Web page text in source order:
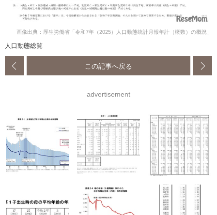
画像出典：厚生労働省「令和7年（2025）人口動態統計月報年計（概数）の概況」
人口動態総覧
この記事へ戻る
advertisement